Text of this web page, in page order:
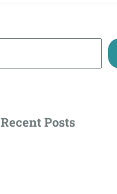
Recent Posts